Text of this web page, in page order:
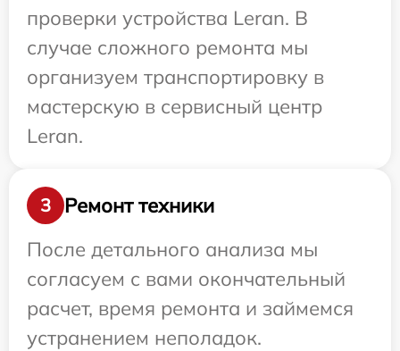
проверки устройства Leran. В
случае сложного ремонта мы
организуем транспортировку в
мастерскую в сервисный центр
Leran.
3
Ремонт техники
После детального анализа мы
согласуем с вами окончательный
расчет, время ремонта и займемся
устранением неполадок.